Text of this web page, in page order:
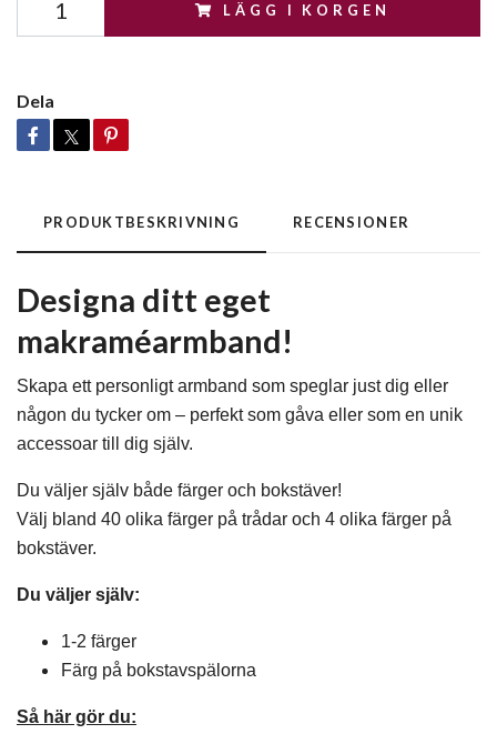
LÄGG I KORGEN
Dela
PRODUKTBESKRIVNING RECENSIONER
Designa ditt eget
makraméarmband!
Skapa ett personligt armband som speglar just dig eller
någon du tycker om – perfekt som gåva eller som en unik
accessoar till dig själv.
Du väljer själv både färger och bokstäver!
Välj bland 40 olika färger på trådar och 4 olika färger på
bokstäver.
Du väljer själv:
1-2 färger
Färg på bokstavspälorna
Så här gör du: